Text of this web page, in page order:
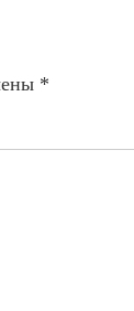
*